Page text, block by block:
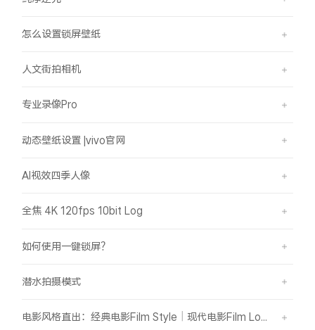
怎么设置锁屏壁纸
人文街拍相机
专业录像Pro
动态壁纸设置 |vivo官网
AI视效四季人像
全焦 4K 120fps 10bit Log
如何使用一键锁屏？
潜水拍摄模式